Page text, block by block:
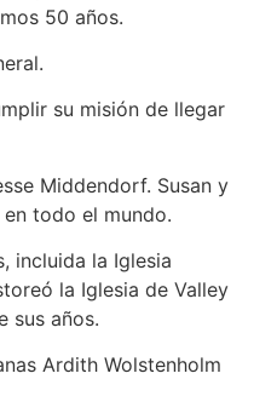
50 años.
su misión de llegar
Middendorf. Susan y
todo el mundo.
incluida la Iglesia
la Iglesia de Valley
sus años.
Ardith Wolstenholm